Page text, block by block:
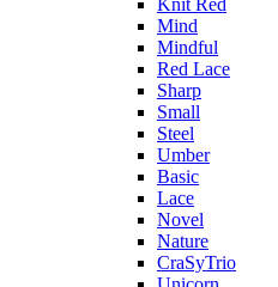
Knit Red
Mind
Mindful
Red Lace
Sharp
Small
Steel
Umber
Basic
Lace
Novel
Nature
CraSyTrio